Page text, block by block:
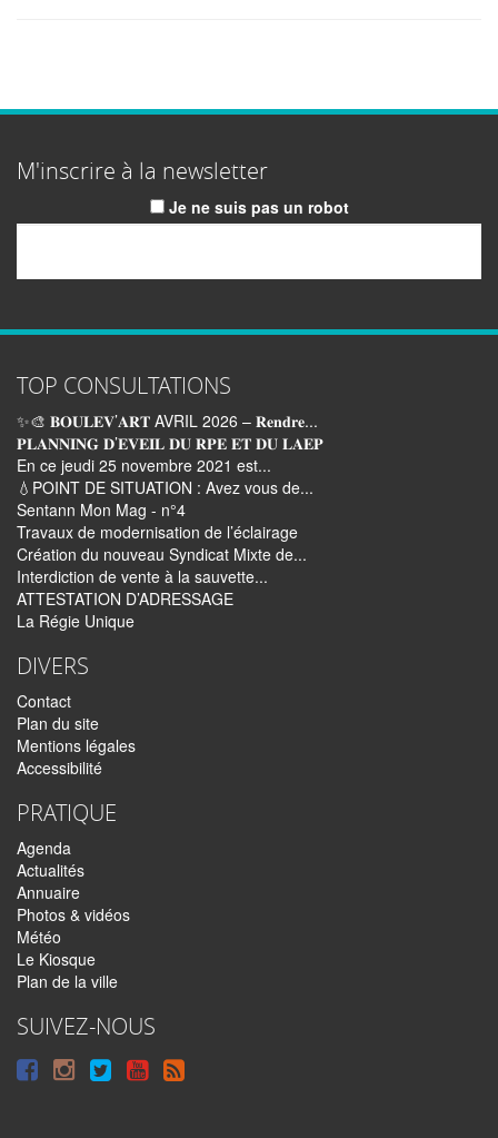
M'inscrire à la newsletter
Je ne suis pas un robot
TOP CONSULTATIONS
✨🎨 𝐁𝐎𝐔𝐋𝐄𝐕’𝐀𝐑𝐓 AVRIL 2026 – 𝐑𝐞𝐧𝐝𝐫𝐞...
𝐏𝐋𝐀𝐍𝐍𝐈𝐍𝐆 𝐃’𝐄𝐕𝐄𝐈𝐋 𝐃𝐔 𝐑𝐏𝐄 𝐄𝐓 𝐃𝐔 𝐋𝐀𝐄𝐏
En ce jeudi 25 novembre 2021 est...
💧POINT DE SITUATION : Avez vous de...
Sentann Mon Mag - n°4
Travaux de modernisation de l’éclairage
Création du nouveau Syndicat Mixte de...
Interdiction de vente à la sauvette...
ATTESTATION D’ADRESSAGE
La Régie Unique
DIVERS
Contact
Plan du site
Mentions légales
Accessibilité
PRATIQUE
Agenda
Actualités
Annuaire
Photos & vidéos
Météo
Le Kiosque
Plan de la ville
SUIVEZ-NOUS
SuivreSuivreSuivreSyndiquer